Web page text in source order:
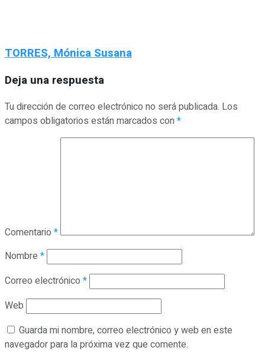
TORRES, Mónica Susana
Deja una respuesta
Tu dirección de correo electrónico no será publicada. Los
campos obligatorios están marcados con*
Comentario *
Nombre *
Correo electrónico *
Web
Guarda mi nombre, correo electrónico y web en este
navegador para la próxima vez que comente.